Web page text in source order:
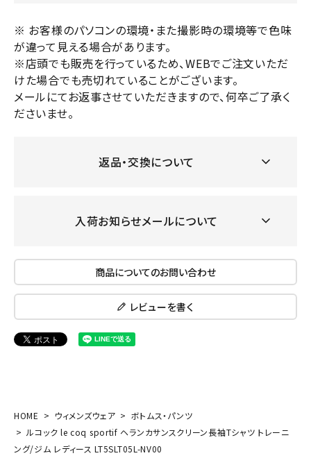
※ お客様のパソコンの環境・また撮影時の環境等で色味
が違って見える場合があります。
※店頭でも販売を行っているため、WEBでご注文いただ
けた場合でも売切れていることがございます。
メールにてお返事させていただきますので、何卒ご了承く
ださいませ。
返品・交換について
入荷お知らせメールについて
商品についてのお問い合わせ
レビューを書く
HOME ウィメンズウェア
ボトムス・パンツ
ルコック le coq sportif ヘランカサンスクリーン長袖Tシャツ トレーニ
ング/ジム レディース LT5SLT05L-NV00